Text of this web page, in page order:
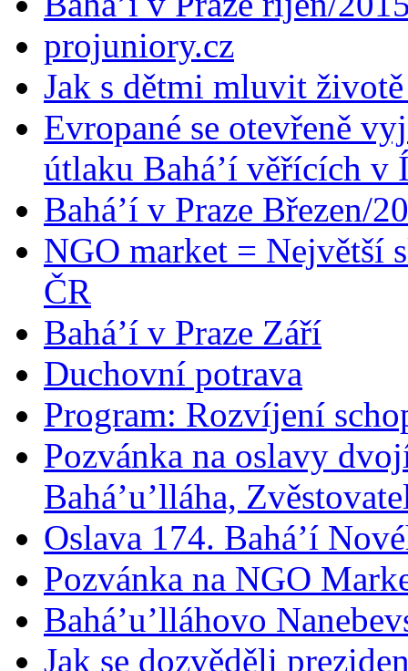
projuniory.cz
Jak s dětmi mluvit
Evropané se otevřeně
útlaku Bahá’í věřících v
Bahá’í v Praze Březen/
NGO market = Největší
ČR
Bahá’í v Praze Září
Duchovní potrava
Program: Rozvíjení
Pozvánka na oslavy
Bahá’u’lláha,
Oslava 174. Bahá’í
Pozvánka na NGO
Bahá’u’lláhovo
Jak se dozvěděli